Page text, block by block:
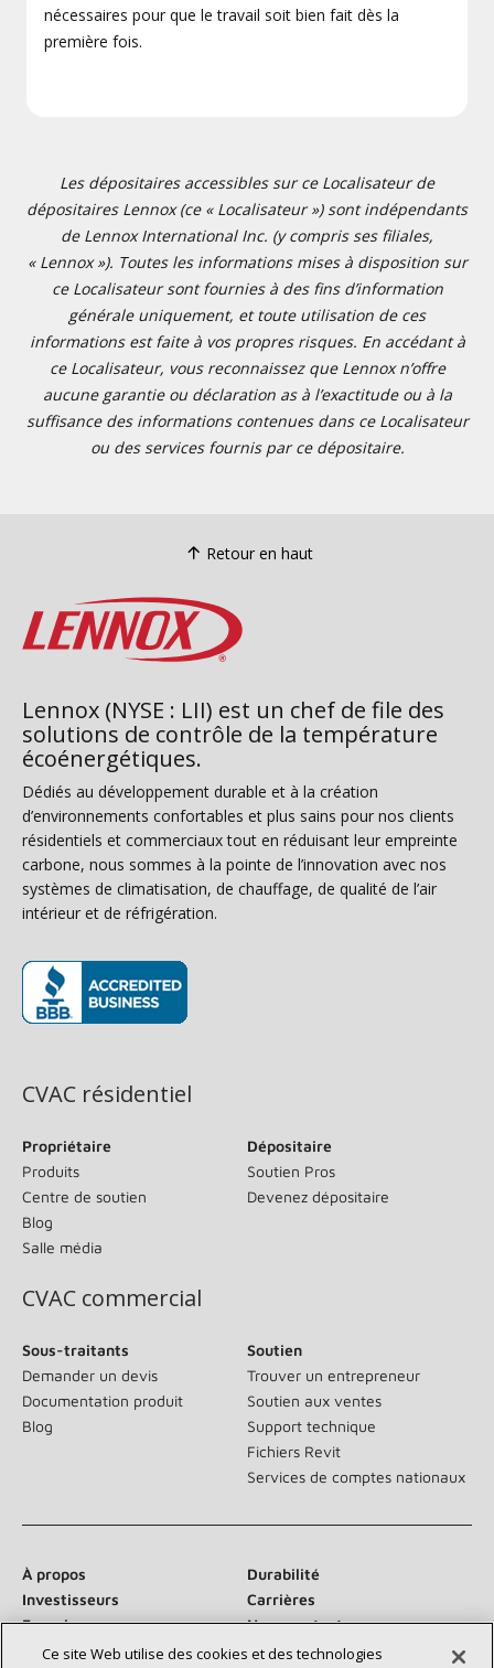
nécessaires pour que le travail soit bien fait dès la
première fois.
Les dépositaires accessibles sur ce Localisateur de
dépositaires Lennox (ce « Localisateur ») sont indépendants
de Lennox International Inc. (y compris ses filiales,
« Lennox »). Toutes les informations mises à disposition sur
ce Localisateur sont fournies à des fins d’information
générale uniquement, et toute utilisation de ces
informations est faite à vos propres risques. En accédant à
ce Localisateur, vous reconnaissez que Lennox n’offre
aucune garantie ou déclaration as à l’exactitude ou à la
suffisance des informations contenues dans ce Localisateur
ou des services fournis par ce dépositaire.
Retour en haut
Lennox (NYSE : LII) est un chef de file des
solutions de contrôle de la température
écoénergétiques.
Dédiés au développement durable et à la création
d’environnements confortables et plus sains pour nos clients
résidentiels et commerciaux tout en réduisant leur empreinte
carbone, nous sommes à la pointe de l’innovation avec nos
systèmes de climatisation, de chauffage, de qualité de l’air
intérieur et de réfrigération.
CVAC résidentiel
Propriétaire
Produits
Centre de soutien
Blog
Salle média
Dépositaire
Soutien Pros
Devenez dépositaire
CVAC commercial
Sous-traitants
Demander un devis
Documentation produit
Blog
Soutien
Trouver un entrepreneur
Soutien aux ventes
Support technique
Fichiers Revit
Services de comptes nationaux
À propos
Durabilité
Investisseurs
Carrières
Fournisseurs
Nous contacter
Salle de presse
Ce site Web utilise des cookies et des technologies